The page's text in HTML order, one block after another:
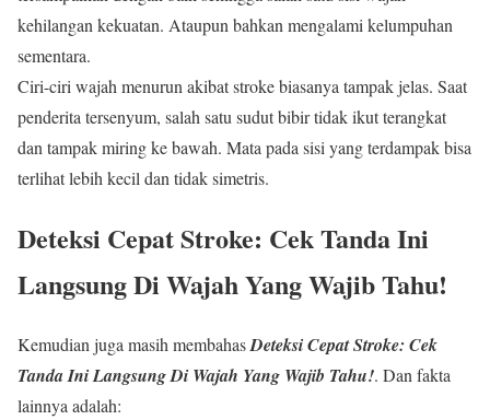
kehilangan kekuatan. Ataupun bahkan mengalami kelumpuhan
sementara.
Ciri-ciri wajah menurun akibat stroke biasanya tampak jelas. Saat
penderita tersenyum, salah satu sudut bibir tidak ikut terangkat
dan tampak miring ke bawah. Mata pada sisi yang terdampak bisa
terlihat lebih kecil dan tidak simetris.
Deteksi Cepat Stroke: Cek Tanda Ini
Langsung Di Wajah Yang Wajib Tahu!
Kemudian juga masih membahasDeteksi Cepat Stroke: Cek
Tanda Ini Langsung Di Wajah Yang Wajib Tahu!. Dan fakta
lainnya adalah: